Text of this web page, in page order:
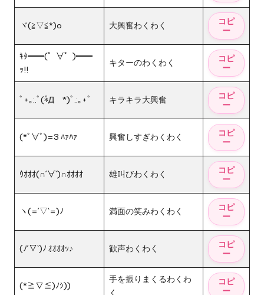
ヾ(≧▽≦*)o 大興奮わくわく
ｷﾀ━━(゜∀゜)━━
ｯ!!
キターのわくわく
ﾟ+｡:.ﾟ(*゚Д゚*)ﾟ.:｡+ﾟ キラキラ大興奮
(*ﾟ∀ﾟ)=3 ﾊｧﾊｧ 興奮しすぎわくわく
ｳｵｵｵ(∩´∀`)∩ｵｵｵｵ 雄叫びわくわく
ヽ(=´▽`=)ﾉ 満面の笑みわくわく
(ﾉ´▽`)ﾉ ｵｵｵｵｯ♪ 歓声わくわく
(*≧∇≦)ﾉｼ))
手を振りまくるわくわ
く